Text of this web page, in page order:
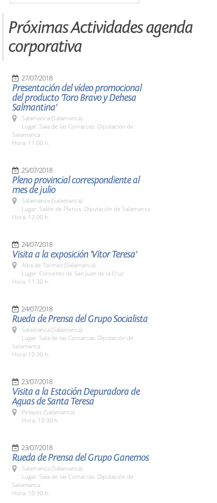
Próximas Actividades agenda
corporativa
27/07/2018
Presentación del vídeo promocional
del producto 'Toro Bravo y Dehesa
Salmantina'
Salamanca (Salamanca)
Lugar: Sala de las Comarcas. Diputación de
Salamanca
Hora: 11:00 h.
25/07/2018
Pleno provincial correspondiente al
mes de julio
Salamanca (Salamanca)
Lugar: Salón de Plenos. Diputación de Salamanca
Hora: 12.00 h.
24/07/2018
Visita a la exposición 'Vítor Teresa'
Alba de Tormes (Salamanca)
Lugar: Convento de San Juan de la Cruz
Hora: 11:30 h.
24/07/2018
Rueda de Prensa del Grupo Socialista
Salamanca (Salamanca)
Lugar: Sala de las Comarcas. Diputación de
Salamanca
Hora: 10:30 h.
23/07/2018
Visita a la Estación Depuradora de
Aguas de Santa Teresa
Pelayos (Salamanca)
Hora: 10:30 h.
23/07/2018
Rueda de Prensa del Grupo Ganemos
Salamanca (Salamanca)
Lugar: Sala de las Comarcas. Diputación de
Salamanca
Hora: 10:30 h.